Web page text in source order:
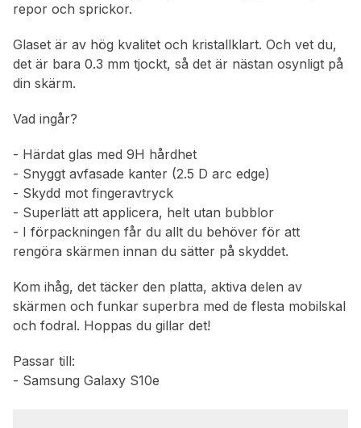
repor och sprickor.
Glaset är av hög kvalitet och kristallklart. Och vet du,
det är bara 0.3 mm tjockt, så det är nästan osynligt på
din skärm.
Vad ingår?
- Härdat glas med 9H hårdhet
- Snyggt avfasade kanter (2.5 D arc edge)
- Skydd mot fingeravtryck
- Superlätt att applicera, helt utan bubblor
- I förpackningen får du allt du behöver för att
rengöra skärmen innan du sätter på skyddet.
Kom ihåg, det täcker den platta, aktiva delen av
skärmen och funkar superbra med de flesta mobilskal
och fodral. Hoppas du gillar det!
Passar till:
- Samsung Galaxy S10e